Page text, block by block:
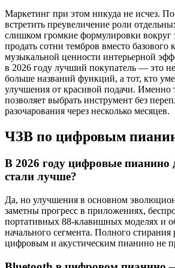
Маркетинг при этом никуда не исчез.
встретить преувеличение роли
слишком громкие формулировки вокруг
продать сотни тембров вместо базового
музыкальной ценности интерьерной
в 2026 году лучший покупатель — это не
больше названий функций, а тот, кто
улучшения от красивой подачи. Именно
позволяет выбрать инструмент без
разочарования через несколько месяцев.
ЧЗВ по цифровым
В 2026 году цифровые пианино
стали лучше?
Да, но улучшения в основном
заметны прогресс в приложениях,
портативных 88-клавишных моделях и
начального сегмента. Полного
цифровым и акустическим пианино не